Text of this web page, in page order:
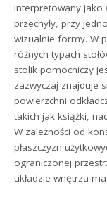
interpretowany jako
przechyły, przy
wizualnie formy. W
różnych typach
stolik pomocniczy
zazwyczaj znajduje
powierzchni
takich jak książki,
W zależności od
płaszczyzn
ograniczonej
układzie wnętrza